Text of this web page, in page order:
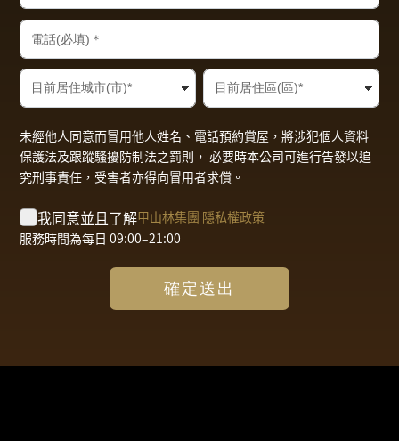
未經他人同意而冒用他人姓名、電話預約賞屋，將涉犯個人資料
保護法及跟蹤騷擾防制法之罰則， 必要時本公司可進行告發以追
究刑事責任，受害者亦得向冒用者求償。
我同意並且了解甲山林集團 隱私權政策
服務時間為每日 09:00–21:00
確定送出